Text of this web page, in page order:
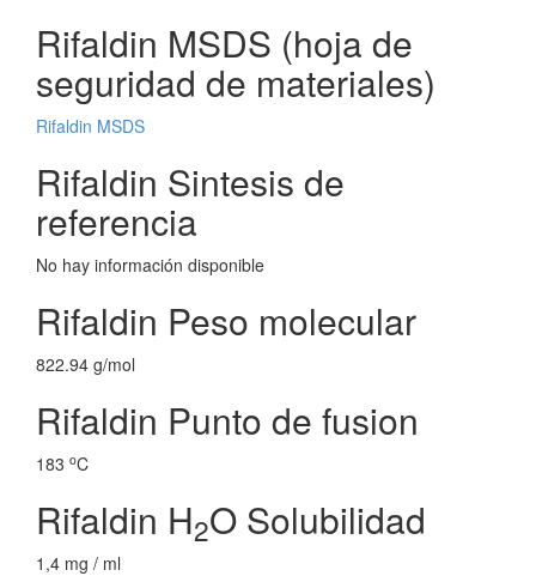
Rifaldin MSDS (hoja de
seguridad de materiales)
Rifaldin MSDS
Rifaldin Sintesis de
referencia
No hay información disponible
Rifaldin Peso molecular
822.94 g/mol
Rifaldin Punto de fusion
183 oC
Rifaldin H2O Solubilidad
1,4 mg / ml